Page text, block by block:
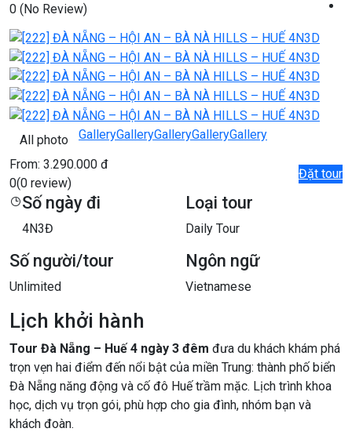
0 (No Review)
All photo GalleryGalleryGalleryGalleryGallery
From: 3.290.000 đ
0(0 review)
Đặt tour
Số ngày đi
4N3Đ
Loại tour
Daily Tour
Số người/tour
Unlimited
Ngôn ngữ
Vietnamese
Lịch khởi hành
Tour Đà Nẵng – Huế 4 ngày 3 đêm đưa du khách khám phá
trọn vẹn hai điểm đến nổi bật của miền Trung: thành phố biển
Đà Nẵng năng động và cố đô Huế trầm mặc. Lịch trình khoa
học, dịch vụ trọn gói, phù hợp cho gia đình, nhóm bạn và
khách đoàn.